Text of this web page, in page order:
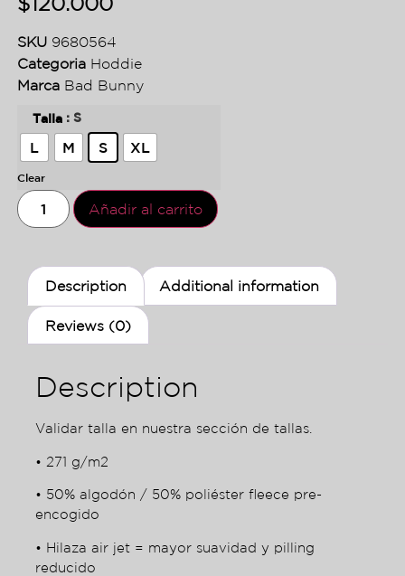
SKU 9680564
Categoria Hoddie
Marca Bad Bunny
Talla : S
L M S XL
Clear
Añadir al carrito
Description Additional information
Reviews (0)
Description
Validar talla en nuestra sección de tallas.
• 271 g/m2
• 50% algodón / 50% poliéster fleece pre-
encogido
• Hilaza air jet = mayor suavidad y pilling
reducido